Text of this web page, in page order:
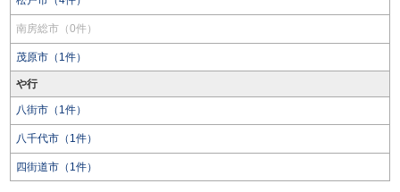
南房総市（0件）
茂原市（1件）
や行
八街市（1件）
八千代市（1件）
四街道市（1件）